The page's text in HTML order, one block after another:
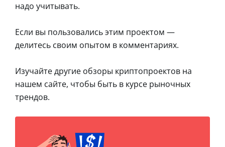
надо учитывать.
Если вы пользовались этим проектом —
делитесь своим опытом в комментариях.
Изучайте другие обзоры криптопроектов на
нашем сайте, чтобы быть в курсе рыночных
трендов.